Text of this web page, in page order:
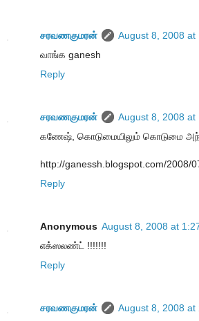
சரவணகுமரன்
August 8, 2008 at
வாங்க ganesh
Reply
சரவணகுமரன்
August 8, 2008 at
கணேஷ், கொடுமையிலும் கொடுமை
http://ganessh.blogspot.com/2008/
Reply
Anonymous August 8, 2008 at
எக்ஸலண்ட் !!!!!!!
Reply
சரவணகுமரன்
August 8, 2008 at